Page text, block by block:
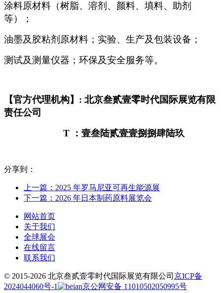
涂料原材料（树脂、溶剂、颜料、填料、助剂
等）；
油墨及胶粘剂原材料；实验、生产及包装设备；
测试及测量仪器；环保及安全服务等。
【官方代理机构】 : 北京叁贰壹零时代国际展览有限
责任公司
T ：壹叁陆贰壹壹捌捌肆陆玖
分享到：
上一篇：2025 年罗马尼亚可再生能源展
下一篇：2026 年日本制药原料展览会
网站首页
关于我们
全球展会
在线留言
联系我们
© 2015-2026 北京叁贰壹零时代国际展览有限公司 京ICP备
2024044060号-1
京公网安备 11010502050995号